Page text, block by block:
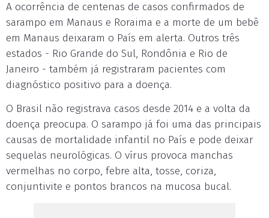
A ocorrência de centenas de casos confirmados de
sarampo em Manaus e Roraima e a morte de um bebê
em Manaus deixaram o País em alerta. Outros três
estados - Rio Grande do Sul, Rondônia e Rio de
Janeiro - também já registraram pacientes com
diagnóstico positivo para a doença.
O Brasil não registrava casos desde 2014 e a volta da
doença preocupa. O sarampo já foi uma das principais
causas de mortalidade infantil no País e pode deixar
sequelas neurológicas. O vírus provoca manchas
vermelhas no corpo, febre alta, tosse, coriza,
conjuntivite e pontos brancos na mucosa bucal.